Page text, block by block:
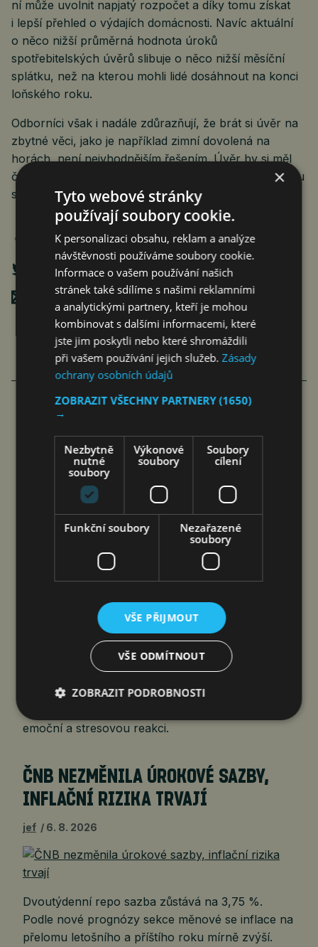
ní může uvolnit napjatý rozpočet a díky tomu získat
i lepší přehled o výdajích domácnosti. Navíc aktuální
o něco nižší průměrná hodnota úroků
spotřebitelských úvěrů slibuje o něco nižší měsíční
splátku, než na kterou mohli lidé dosáhnout na konci
loňského roku.
Odborníci však i nadále zdůrazňují, že brát si úvěr na
zbytné věci, jako je například zimní dovolená na
horách, není nejvhodnějším řešením. Úvěr by si měl
člověk brát jen v případě, kdy mu daná věc, na kterou
si půjčil, bude sloužit minimálně po dobu splácení.
Poslat mailem
VÍCE ČLÁNKŮ O EKONOMICE
PODVODŮ S PLATBAMI A PLATEBNÍMI
KARTAMI VÝRAZNĚ PŘIBYLO
Podvodníci využívají přirozené fungování lidského
mozku při akutním stresu. Nejprve vyvolají pocit
emoční a stresovou reakci.
ČNB NEZMĚNILA ÚROKOVÉ SAZBY,
INFLAČNÍ RIZIKA TRVAJÍ
jef 6. 8. 2026
Dvoutýdenní repo sazba zůstává na 3,75 %.
Podle nové prognózy sekce měnové se inflace na
přelomu letošního a příštího roku mírně zvýší.
×
Tyto webové stránky
používají soubory cookie.
K personalizaci obsahu, reklam a analýze
návštěvnosti používáme soubory cookie.
Informace o vašem používání našich
stránek také sdílíme s našimi reklamními
a analytickými partnery, kteří je mohou
kombinovat s dalšími informacemi, které
jste jim poskytli nebo které shromáždili
při vašem používání jejich služeb.Zásady
ochrany osobních údajů
ZOBRAZIT VŠECHNY PARTNERY(1650)
→
Nezbytně
nutné
soubory
Výkonové
soubory
Soubory
cílení
Funkční soubory
Nezařazené
soubory
VŠE PŘIJMOUT
VŠE ODMÍTNOUT
ZOBRAZIT PODROBNOSTI